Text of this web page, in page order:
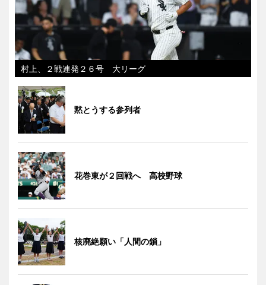
村上、２戦連発２６号 大リーグ
黙とうする参列者
花巻東が２回戦へ 高校野球
核廃絶願い「人間の鎖」